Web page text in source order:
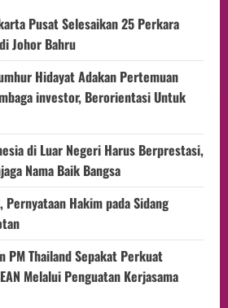
Pusat Selesaikan 25 Perkara
Johor Bahru
Hidayat Adakan Pertemuan
investor, Berorientasi Untuk
di Luar Negeri Harus Berprestasi,
Nama Baik Bangsa
Hakim pada Sidang
PM Thailand Sepakat Perkuat
Melalui Penguatan Kerjasama